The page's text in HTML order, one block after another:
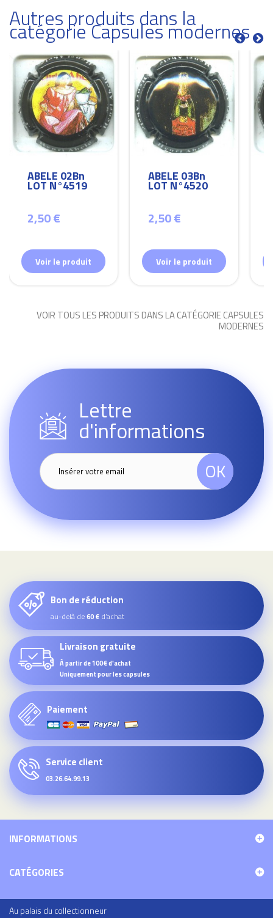
Autres produits dans la
catégorie Capsules modernes
ABELE 02Bn
LOT N°4519
2,50 €
Voir le produit
ABELE 03Bn
LOT N°4520
2,50 €
Voir le produit
VOIR TOUS LES PRODUITS DANS LA CATÉGORIE CAPSULES
MODERNES
Lettre
d'informations
OK
Bon de réduction
au-delà de60 € d’achat
Livraison gratuite
À partir de 100€ d'achat
Uniquement pour les capsules
Paiement
Service client
03.26.64.99.13
INFORMATIONS
CATÉGORIES
Au palais du collectionneur